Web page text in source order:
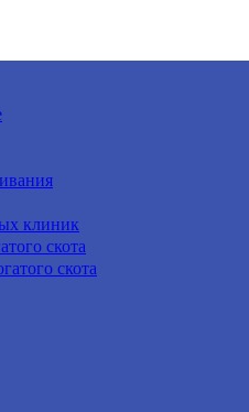
клиник
скота
скота